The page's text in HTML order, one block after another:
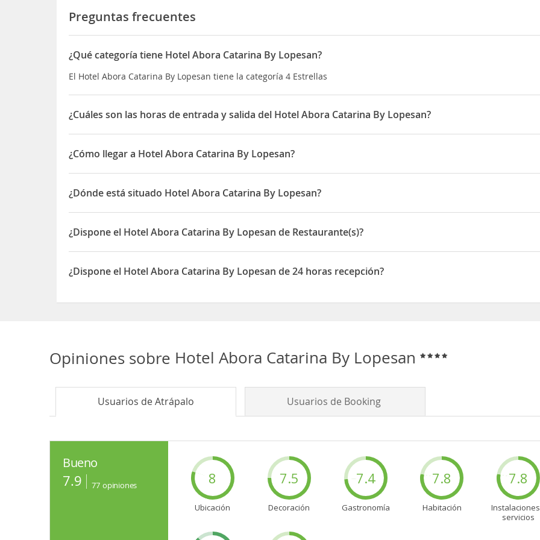
Preguntas frecuentes
¿Qué categoría tiene Hotel Abora Catarina By Lopesan?
El Hotel Abora Catarina By Lopesan tiene la categoría 4 Estrellas
¿Cuáles son las horas de entrada y salida del Hotel Abora Catarina By Lopesan?
La entrada a Hotel Abora Catarina By Lopesan es desde las 14:00 horas
y la salida hasta las 12:00 horas
¿Cómo llegar a Hotel Abora Catarina By Lopesan?
Está en laAvenida de Tirajana, a 200 metros del Cita Shopping Center y a 800 metros delYumbo Centrum. Entre
cercanos destacan el Campo de Golf Maspalomas yPacha Gran Canaria
su parte, elAeropuerto de Gran Canaria Las Palmasestá a 27,8 Km.
¿Dónde está situado Hotel Abora Catarina By Lopesan?
El Hotel Abora Catarina By Lopesan está situado en Av. de Tirajana 1
¿Dispone el Hotel Abora Catarina By Lopesan de Restaurante(s)?
Sí, el Hotel Abora Catarina By Lopesan dispone de Restaurante(s)
¿Dispone el Hotel Abora Catarina By Lopesan de 24 horas recepción?
Opiniones sobre Hotel Abora Catarina By Lopesan
Usuarios deAtrápalo Usuarios de Booking
Bueno
7.9 77 opiniones 8
Ubicación
7.5
Decoración
7.4
Gastronomía
7.8
Habitación
7.8
servicios